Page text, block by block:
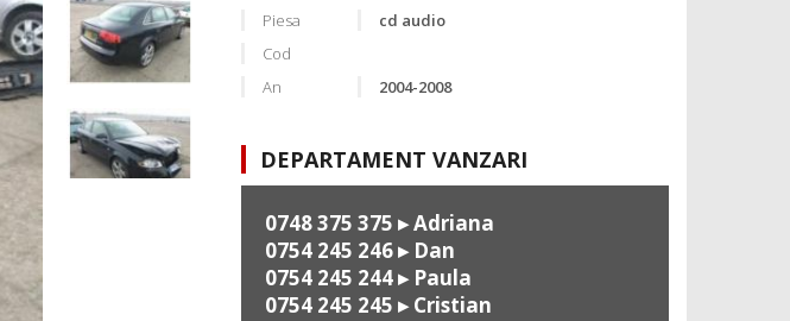
Piesa
cd audio
Cod
An
2004-2008
DEPARTAMENT VANZARI
0748 375 375 ▸ Adriana
0754 245 246▸ Dan
0754 245 244▸ Paula
0754 245 245 ▸ Cristian